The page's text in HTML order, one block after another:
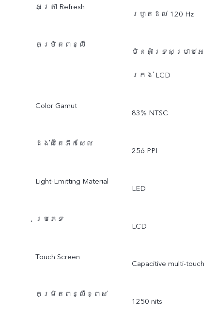
អត្រា Refresh
រហូតដល់ 120 Hz
កម្រិតពន្លឺ
មិនគាំទ្រសម្រាប់អេ
ក្រង់ LCD
Color Gamut
83% NTSC
ដង់ស៊ីតេភីកសែល
256 PPI
Light-Emitting Material
LED
ប្រភេទ
LCD
Touch Screen
Capacitive multi-touch
កម្រិតពន្លឺខ្ពស់
1250 nits